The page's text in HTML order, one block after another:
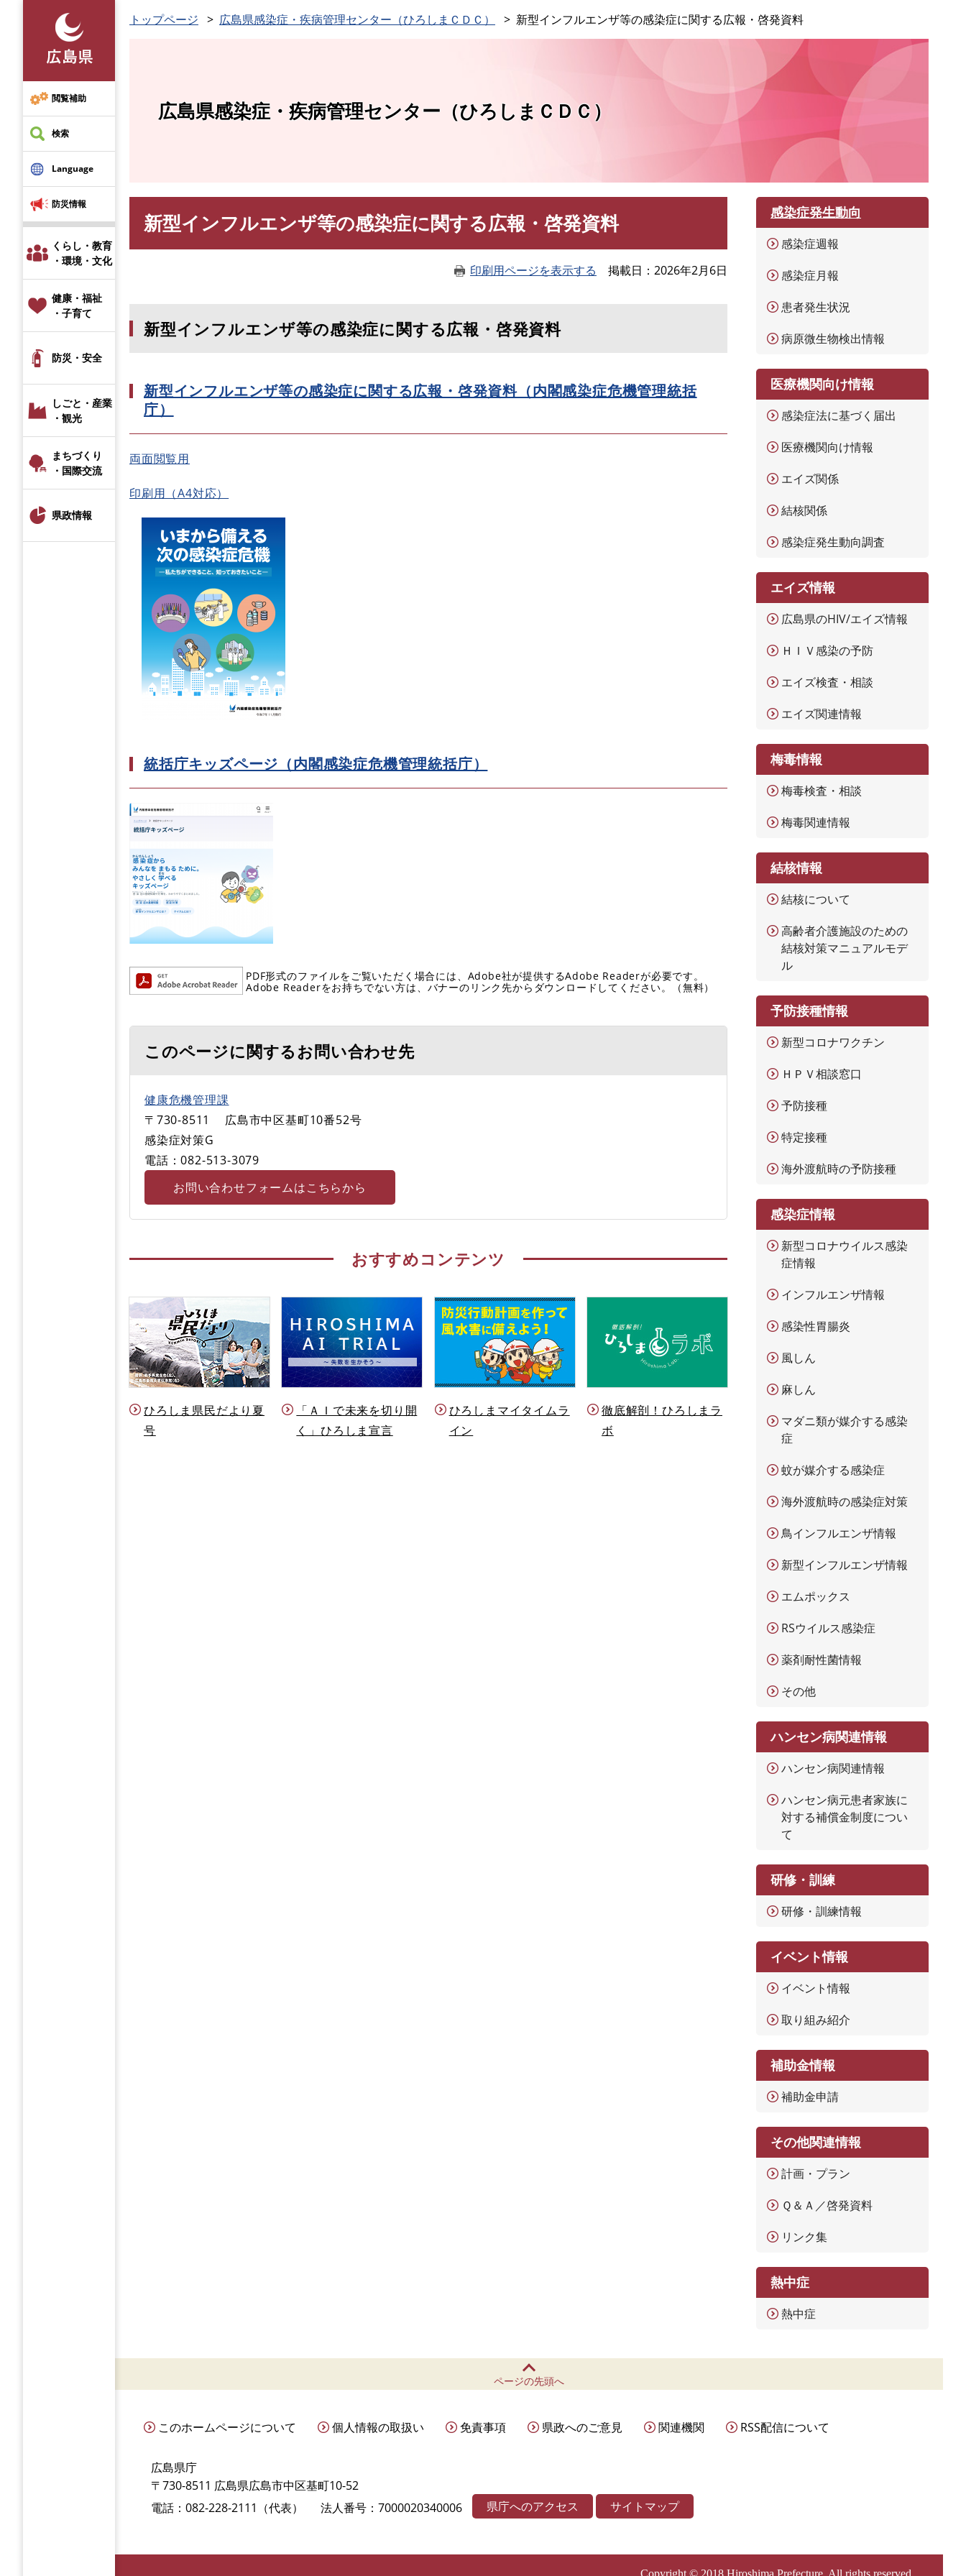
先
頭
で
す
閲覧補助
検索
Language
防災情報
くらし・教育
・環境・文化
健康・福祉
・子育て
防災・安全
しごと・産業
・観光
まちづくり
・国際交流
県政情報
トップページ 広島県感染症・疾病管理センター（ひろしまＣＤＣ） 新型インフルエンザ等の感染症に関する広報・啓発資料
広島県感染症・疾病管理センター（ひろしまＣＤＣ）
新型インフルエンザ等の感染症に関する広報・啓発資料
印刷用ページを表示する 掲載日 2026年2月6日
新型インフルエンザ等の感染症に関する広報・啓発資料
新型インフルエンザ等の感染症に関する広報・啓発資料（内閣感染症危機管理統括
庁）
両面閲覧用
印刷用（A4対応）
統括庁キッズページ（内閣感染症危機管理統括庁）
PDF形式のファイルをご覧いただく場合には、Adobe社が提供するAdobe Readerが必要です。
Adobe Readerをお持ちでない方は、バナーのリンク先からダウンロードしてください。（無料）
このページに関するお問い合わせ先
健康危機管理課
〒730-8511
広島市中区基町10番52号
感染症対策G
電話：082-513-3079
お問い合わせフォームはこちらから
おすすめコンテンツ
ひろしま県民だより夏
号
「ＡＩで未来を切り開
く」ひろしま宣言
ひろしまマイタイムラ
イン
徹底解剖！ひろしまラ
ボ
感染症発生動向
感染症週報
感染症月報
患者発生状況
病原微生物検出情報
医療機関向け情報
感染症法に基づく届出
医療機関向け情報
エイズ関係
結核関係
感染症発生動向調査
エイズ情報
広島県のHIV/エイズ情報
ＨＩＶ感染の予防
エイズ検査・相談
エイズ関連情報
梅毒情報
梅毒検査・相談
梅毒関連情報
結核情報
結核について
高齢者介護施設のための
結核対策マニュアルモデ
ル
予防接種情報
新型コロナワクチン
ＨＰＶ相談窓口
予防接種
特定接種
海外渡航時の予防接種
感染症情報
新型コロナウイルス感染
症情報
インフルエンザ情報
感染性胃腸炎
風しん
麻しん
マダニ類が媒介する感染
症
蚊が媒介する感染症
海外渡航時の感染症対策
鳥インフルエンザ情報
新型インフルエンザ情報
エムポックス
RSウイルス感染症
薬剤耐性菌情報
その他
ハンセン病関連情報
ハンセン病関連情報
ハンセン病元患者家族に
対する補償金制度につい
て
研修・訓練
研修・訓練情報
イベント情報
イベント情報
取り組み紹介
補助金情報
補助金申請
その他関連情報
計画・プラン
Ｑ＆Ａ／啓発資料
リンク集
熱中症
熱中症
ページの先頭へ
このホームページについて 個人情報の取扱い 免責事項 県政へのご意見 関連機関 RSS配信について
広島県庁
〒730-8511 広島県広島市中区基町10-52
電話：082-228-2111（代表）
法人番号：7000020340006 県庁へのアクセス サイトマップ